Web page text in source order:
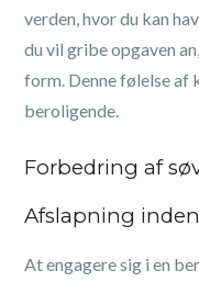
verden, hvor du kan
du vil gribe opgaven
form. Denne følelse
beroligende.
Forbedring af
Afslapning
At engagere sig i en